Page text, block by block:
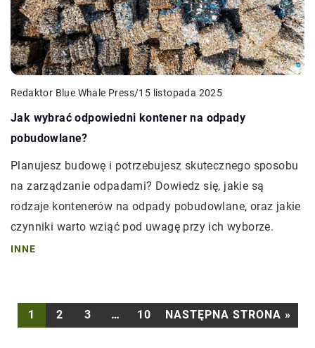
Redaktor Blue Whale Press/15 listopada 2025
Jak wybrać odpowiedni kontener na odpady
pobudowlane?
Planujesz budowę i potrzebujesz skutecznego sposobu
na zarządzanie odpadami? Dowiedz się, jakie są
rodzaje kontenerów na odpady pobudowlane, oraz jakie
czynniki warto wziąć pod uwagę przy ich wyborze.
INNE
1 2 3 … 10 NASTĘPNA STRONA »